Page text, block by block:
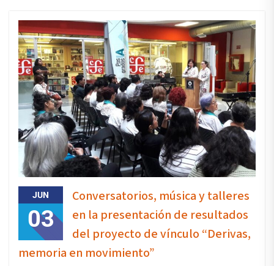
JUN
03
Conversatorios, música y talleres
en la presentación de resultados
del proyecto de vínculo “Derivas,
memoria en movimiento”